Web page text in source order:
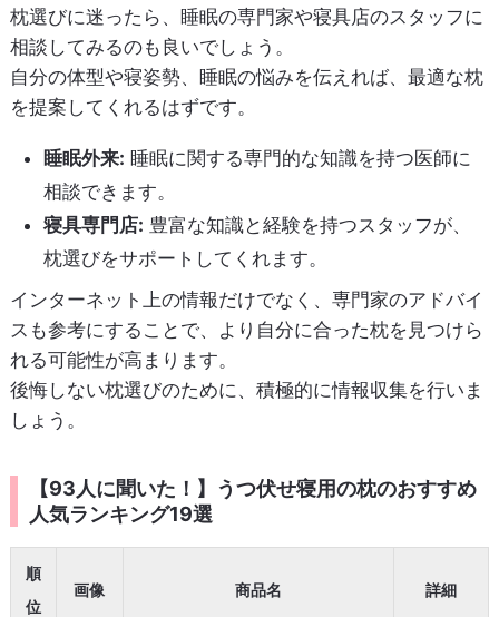
枕選びに迷ったら、睡眠の専門家や寝具店のスタッフに
相談してみるのも良いでしょう。
自分の体型や寝姿勢、睡眠の悩みを伝えれば、最適な枕
を提案してくれるはずです。
睡眠外来: 睡眠に関する専門的な知識を持つ医師に
相談できます。
寝具専門店: 豊富な知識と経験を持つスタッフが、
枕選びをサポートしてくれます。
インターネット上の情報だけでなく、専門家のアドバイ
スも参考にすることで、より自分に合った枕を見つけら
れる可能性が高まります。
後悔しない枕選びのために、積極的に情報収集を行いま
しょう。
【93人に聞いた！】うつ伏せ寝用の枕のおすすめ
人気ランキング19選
順
位
画像 商品名 詳細